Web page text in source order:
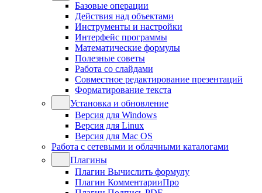
Базовые операции
Действия над объектами
Инструменты и настройки
Интерфейс программы
Математические формулы
Полезные советы
Работа со слайдами
Совместное редактирование презентаций
Форматирование текста
Установка и обновление
Версия для Windows
Версия для Linux
Версия для Mac OS
Работа с сетевыми и облачными каталогами
Плагины
Плагин Вычислить формулу
Плагин КомментарииПро